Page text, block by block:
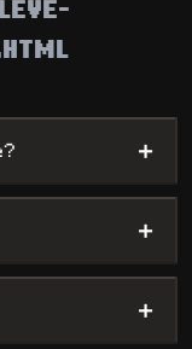
+
+
+